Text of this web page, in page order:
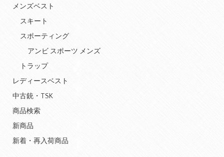
メンズベスト
スキート
スポーティング
アンビ スポーツ メンズ
トラップ
レディースベスト
中古銃・TSK
商品検索
新商品
新着・再入荷商品